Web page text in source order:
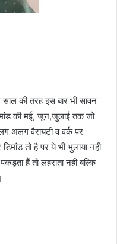
की तरह इस बार भी सावन
की मई, जून,जुलाई तक जो
अलग वैरायटी व वर्क पर
तो है पर ये भी भुलाया नही
हैं तो लहराता नही बल्कि